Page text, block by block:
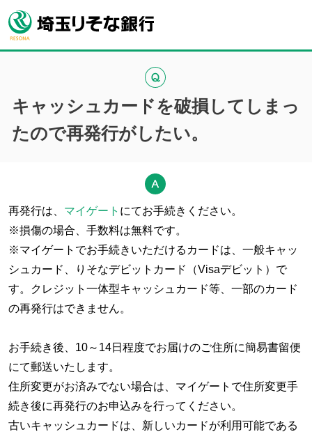
キャッシュカードを破損してしまっ
たので再発行がしたい。
再発行は、 マイゲート にてお手続きください。
※損傷の場合、手数料は無料です。
※マイゲートでお手続きいただけるカードは、一般キャッ
シュカード、りそなデビットカード（Visaデビット）で
す。クレジット一体型キャッシュカード等、一部のカード
の再発行はできません。
お手続き後、10～14日程度でお届けのご住所に簡易書留便
にて郵送いたします。
住所変更がお済みでない場合は、マイゲートで住所変更手
続き後に再発行のお申込みを行ってください。
古いキャッシュカードは、新しいカードが利用可能である